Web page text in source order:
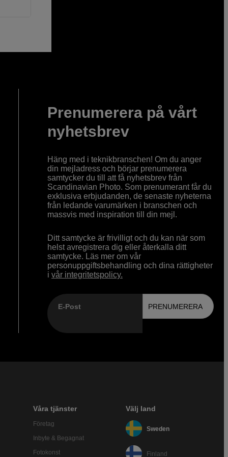
Prenumerera på vårt
nyhetsbrev
Häng med i teknikbranschen! Om du anger
din mejladress och börjar prenumerera
samtycker du till att få nyhetsbrev från
Scandinavian Photo. Som prenumerant får du
exklusiva erbjudanden, de senaste nyheterna
från ledande varumärken i branschen och
massvis med inspiration till din mejl.
Ditt samtycke är frivilligt och du kan när som
helst avregistrera dig eller återkalla ditt
samtycke. Läs mer om vår
personuppgiftsbehandling och dina rättigheter
i vår integritetspolicy.
E-Post PRENUMERERA
Våra tjänster
Företag
Inbyte & Begagnat
Fotokonst
Välj land
Sweden
Finland